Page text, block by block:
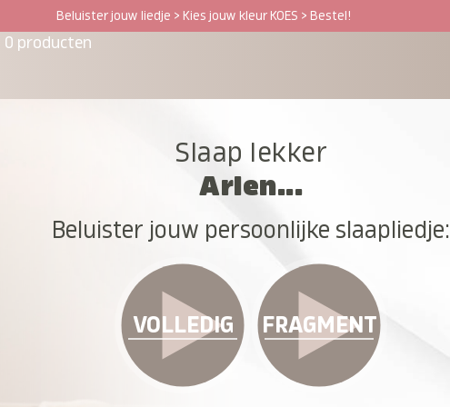
Beluister jouw liedje > Kies jouw kleur KOES > Bestel!
0 producten
Slaap lekker
Arlen...
Beluister jouw persoonlijke slaapliedje:
VOLLEDIG FRAGMENT